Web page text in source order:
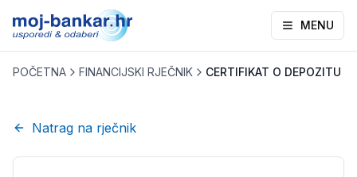
MENU
POČETNA FINANCIJSKI RJEČNIK CERTIFIKAT O DEPOZITU
Natrag na rječnik